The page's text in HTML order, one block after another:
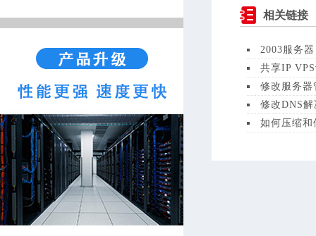
相关链接
2003服务
共享IP
修改服务器
修改DNS
如何压缩和